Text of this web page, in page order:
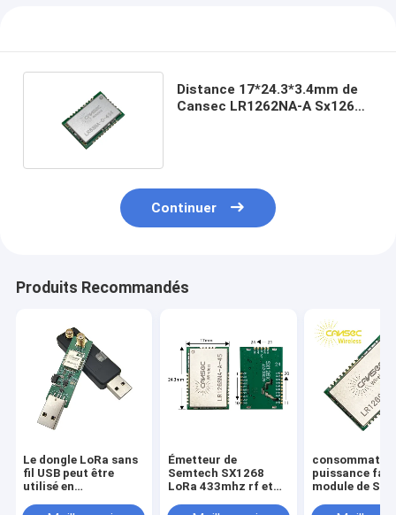
Distance 17*24.3*3.4mm de
Cansec LR1262NA-A Sx1262
Continuer
Produits Recommandés
Le dongle LoRa sans
fil USB peut être
utilisé en
Émetteur de
Semtech SX1268
LoRa 433mhz rf et
puissance
module de St